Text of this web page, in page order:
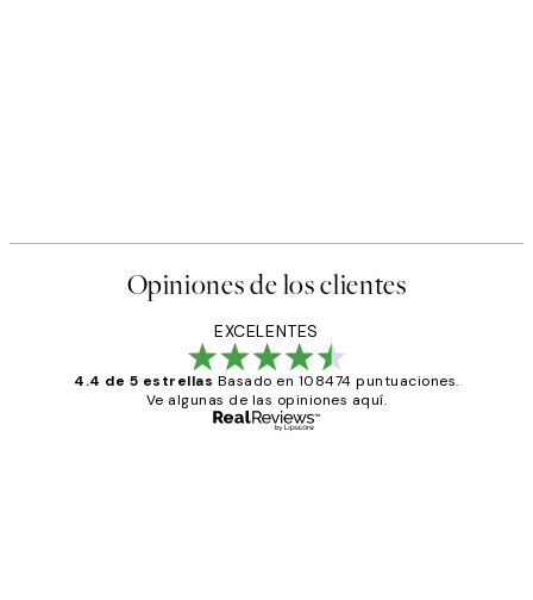
Opiniones de los clientes
EXCELENTES
4.4 de 5 estrellas Basado en 108474 puntuaciones.
Ve algunas de las opiniones aquí.